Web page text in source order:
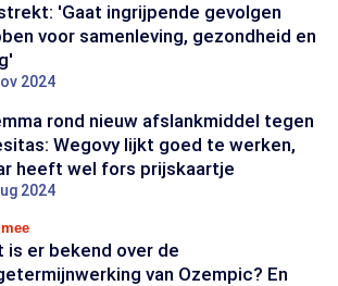
'Gaat ingrijpende gevolgen
voor samenleving, gezondheid en
2024
rond nieuw afslankmiddel tegen
Wegovy lijkt goed te werken,
heeft wel fors prijskaartje
2024
is er bekend over de
van Ozempic? En